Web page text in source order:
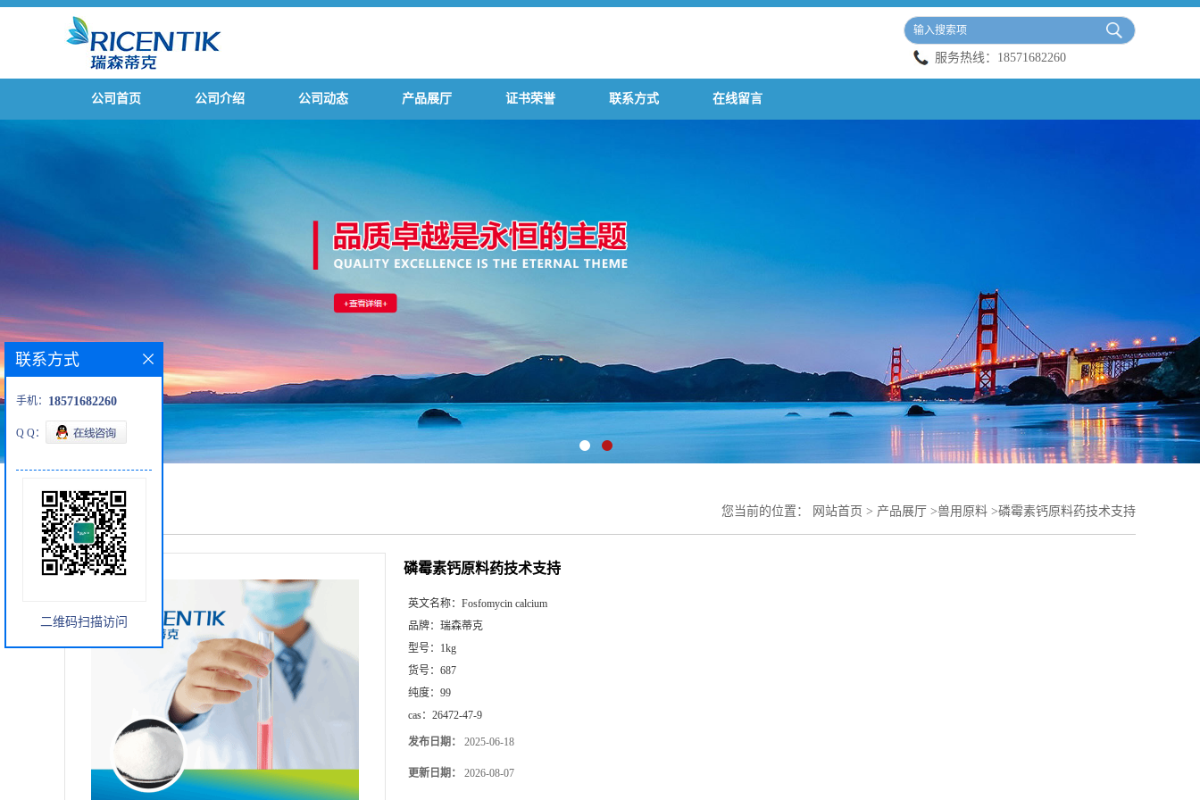
服务热线： 18571682260
公司首页 公司介绍 公司动态 产品展厅 证书荣誉 联系方式 在线留言
产品展厅 您当前的位置： 网站首页 > 产品展厅 >兽用原料 >磷霉素钙原料药技术支持
磷霉素钙原料药技术支持
英文名称： Fosfomycin calcium
品牌： 瑞森蒂克
型号： 1kg
货号： 687
纯度： 99
cas： 26472-47-9
发布日期： 2025-06-18
更新日期： 2026-08-07
联系方式
手机： 18571682260
Q Q：
二维码扫描访问